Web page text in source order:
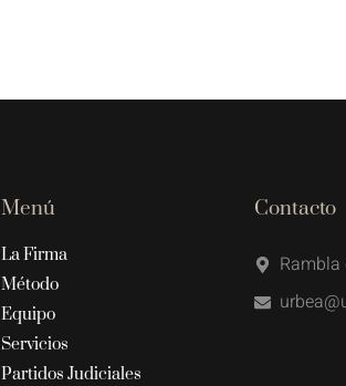
Menú
La Firma
Método
Equipo
Servicios
Partidos Judiciales
Contacto
Rambla